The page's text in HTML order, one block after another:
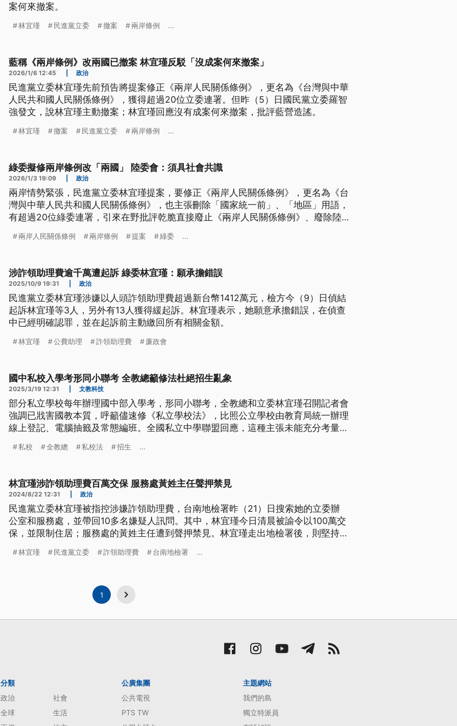
案何來撤案。
林宜瑾 民進黨立委 撤案 兩岸條例 ...
藍稱《兩岸條例》改兩國已撤案 林宜瑾反駁「沒成案何來撤案」
2026/1/6 12:45 政治
民進黨立委林宜瑾先前預告將提案修正《兩岸人民關係條例》，更名為《台灣與中華
人民共和國人民關係條例》，獲得超過20位立委連署。但昨（5）日國民黨立委羅智
強發文，說林宜瑾主動撤案；林宜瑾回應沒有成案何來撤案，批評藍營造謠。
林宜瑾 撤案 民進黨立委 兩岸條例 ...
綠委擬修兩岸條例改「兩國」 陸委會：須具社會共識
2026/1/3 19:09 政治
兩岸情勢緊張，民進黨立委林宜瑾提案，要修正《兩岸人民關係條例》，更名為《台
灣與中華人民共和國人民關係條例》，也主張刪除「國家統一前」、「地區」用語，
有超過20位綠委連署，引來在野批評乾脆直接廢止《兩岸人民關係條例》、廢除陸
兩岸人民關係條例 兩岸條例 提案 綠委 ...
涉詐領助理費逾千萬遭起訴 綠委林宜瑾：願承擔錯誤
2025/10/9 19:31 政治
民進黨立委林宜瑾涉嫌以人頭詐領助理費超過新台幣1412萬元，檢方今（9）日偵結
起訴林宜瑾等3人，另外有13人獲得緩起訴。林宜瑾表示，她願意承擔錯誤，在偵查
中已經明確認罪，並在起訴前主動繳回所有相關金額。
林宜瑾 公費助理 詐領助理費 廉政會
國中私校入學考形同小聯考 全教總籲修法杜絕招生亂象
2025/3/19 12:31 文教科技
部分私立學校每年辦理國中部入學考，形同小聯考，全教總和立委林宜瑾召開記者會
強調已戕害國教本質，呼籲儘速修《私立學校法》，比照公立學校由教育局統一辦理
線上登記、電腦抽籤及常態編班。全國私立中學聯盟回應，這種主張未能充分考量台
私校 全教總 私校法 招生 ...
林宜瑾涉詐領助理費百萬交保 服務處黃姓主任聲押禁見
2024/8/22 12:31 政治
民進黨立委林宜瑾被指控涉嫌詐領助理費，台南地檢署昨（21）日搜索她的立委辦
公室和服務處，並帶回10多名嫌疑人訊問。其中，林宜瑾今日清晨被諭令以100萬交
保，並限制住居；服務處的黃姓主任遭到聲押禁見。林宜瑾走出地檢署後，則堅持自
林宜瑾 民進黨立委 詐領助理費 台南地檢署 ...
1
分類
政治
社會
全球
生活
公廣集團
公共電視
PTS TW
主題網站
我們的島
獨立特派員